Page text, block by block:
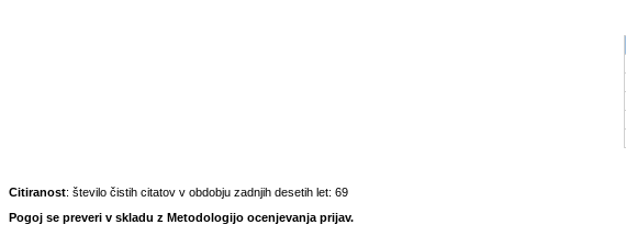
Citiranost: število čistih citatov v obdobju zadnjih desetih let: 69
Pogoj se preveri v skladu z Metodologijo ocenjevanja prijav.